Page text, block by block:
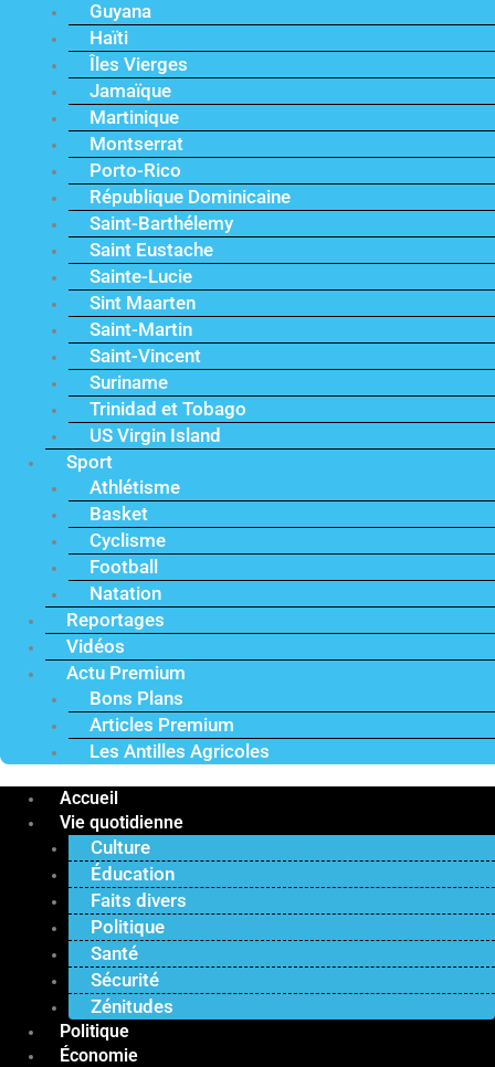
Guyana
Haïti
Îles Vierges
Jamaïque
Martinique
Montserrat
Porto-Rico
République Dominicaine
Saint-Barthélemy
Saint Eustache
Sainte-Lucie
Sint Maarten
Saint-Martin
Saint-Vincent
Suriname
Trinidad et Tobago
US Virgin Island
Sport
Athlétisme
Basket
Cyclisme
Football
Natation
Reportages
Vidéos
Actu Premium
Bons Plans
Articles Premium
Les Antilles Agricoles
Accueil
Vie quotidienne
Culture
Éducation
Faits divers
Politique
Santé
Sécurité
Zénitudes
Politique
Économie